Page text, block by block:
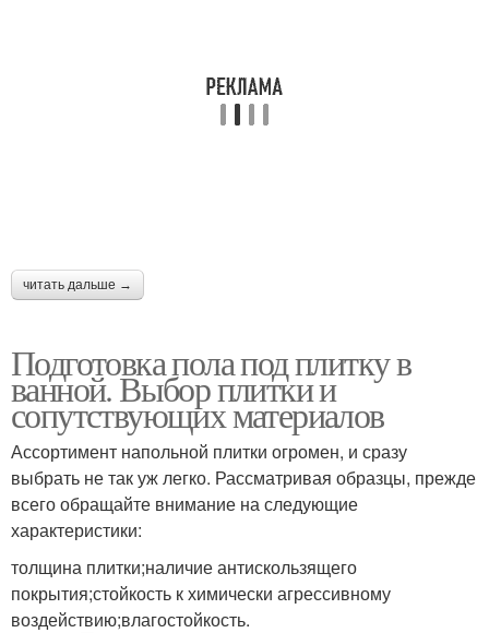
читать дальше →
Подготовка пола под плитку в
ванной. Выбор плитки и
сопутствующих материалов
Ассортимент напольной плитки огромен, и сразу
выбрать не так уж легко. Рассматривая образцы, прежде
всего обращайте внимание на следующие
характеристики:
толщина плитки;наличие антискользящего
покрытия;стойкость к химически агрессивному
воздействию;влагостойкость.